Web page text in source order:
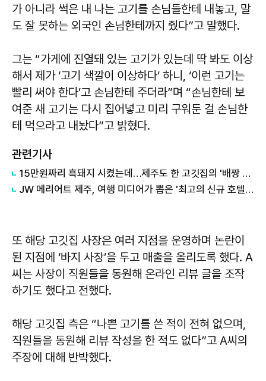
가 아니라 썩은 내 나는 고기를 손님들한테 내놓고, 말
도 잘 못하는 외국인 손님한테까지 줬다”고 말했다.
그는 “가게에 진열돼 있는 고기가 있는데 딱 봐도 이상
해서 제가 ‘고기 색깔이 이상하다’ 하니, ‘이런 고기는
빨리 써야 한다’고 손님한테 주더라”며 “손님한테 보
여준 새 고기는 다시 집어넣고 미리 구워둔 걸 손님한
테 먹으라고 내놨다”고 밝혔다.
관련기사
15만원짜리 흑돼지 시켰는데…제주도 한 고깃집의 '배짱 영업'
JW 메리어트 제주, 여행 미디어가 뽑은 '최고의 신규 호텔 100' 선정
또 해당 고깃집 사장은 여러 지점을 운영하며 논란이
된 지점에 ‘바지 사장’을 두고 매출을 올리도록 했다. A
씨는 사장이 직원들을 동원해 온라인 리뷰 글을 조작
하기도 했다고 전했다.
해당 고깃집 측은 “나쁜 고기를 쓴 적이 전혀 없으며,
직원들을 동원해 리뷰 작성을 한 적도 없다”고 A씨의
주장에 대해 반박했다.